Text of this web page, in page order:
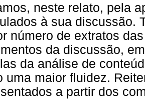
neste relato, pela
à sua discussão.
número de extratos
da discussão,
da análise de
uma maior fluidez.
a partir dos